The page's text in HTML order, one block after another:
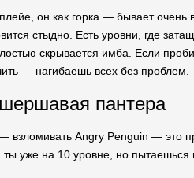
он как горка — бывает
стыдно. Есть уровни, где
скрывается имба. Если
— нагибаешь всех без проблем.
пантера
взломивать Angry Penguin — это
уже на 10 уровне, но